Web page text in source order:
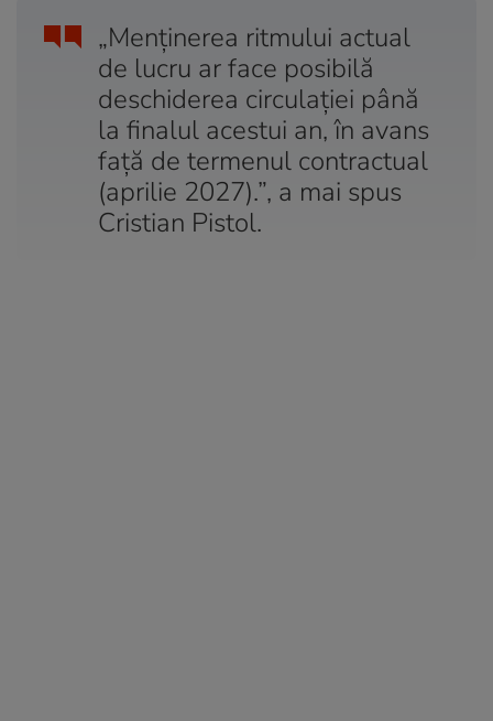
„Menținerea ritmului actual
de lucru ar face posibilă
deschiderea circulației până
la finalul acestui an, în avans
față de termenul contractual
(aprilie 2027).”, a mai spus
Cristian Pistol.